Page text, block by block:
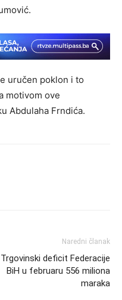
uručen poklon i to
motivom ove
Abdulaha Frndića.
Naredni članak
Trgovinski deficit Federacije
BiH u februaru 556 miliona
maraka